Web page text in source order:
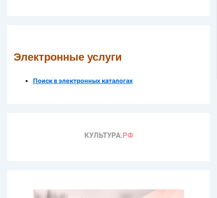
Электронные услуги
Поиск в электронных каталогах